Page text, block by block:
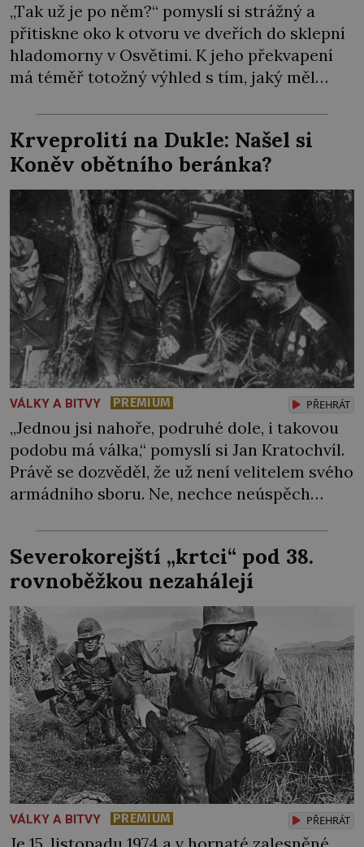
„Tak už je po něm?“ pomyslí si strážný a
přitiskne oko k otvoru ve dveřích do sklepní
hladomorny v Osvětimi. K jeho překvapení
má téměř totožný výhled s tím, jaký měl
Uvězněný kněz zde mlčky sedí na podlaze s
blaženým výrazem. Esesáci by ale rádi do
kobky hodili další nebožáky, […]
Krveprolití na Dukle: Našel si
Koněv obětního beránka?
VÁLKY A BITVY PREMIUM PŘEHRÁT
„Jednou jsi nahoře, podruhé dole, i takovou
podobu má válka,“ pomyslí si Jan Kratochvíl.
Právě se dozvěděl, že už není velitelem svého
armádního sboru. Ne, nechce neúspěch
O jeho schopnosti tu ovšem nejde. Sověti
zkrátka musejí najít viníka… Generál
Heliodor Píka (1897–1949), velitel mise
Československé armády […]
Severokorejští „krtci“ pod 38.
rovnoběžkou nezahálejí
VÁLKY A BITVY PREMIUM PŘEHRÁT